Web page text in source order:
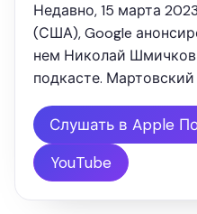
Недавно, 15 марта
(США), Google
нем Николай
подкасте.
пристальное
контента и
языках. Результаты
Слушать в Apple
YouTube